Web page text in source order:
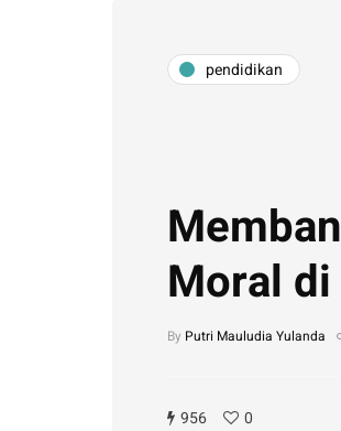
pendidikan
Moral
By Putri Mauludia Yulanda
956 0